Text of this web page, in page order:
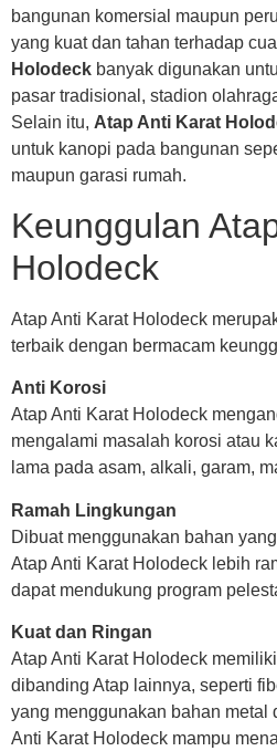
bangunan komersial maupun
yang kuat dan tahan terhadap
Holodeck banyak digunakan
pasar tradisional, stadion
Selain itu, Atap Anti Karat
untuk kanopi pada bangunan
maupun garasi rumah.
Keunggulan
Holodeck
Atap Anti Karat Holodeck
terbaik dengan bermacam
Anti Korosi
Atap Anti Karat Holodeck
mengalami masalah korosi atau
lama pada asam, alkali, garam,
Ramah Lingkungan
Dibuat menggunakan bahan
Atap Anti Karat Holodeck lebih
dapat mendukung program
Kuat dan Ringan
Atap Anti Karat Holodeck
dibanding Atap lainnya, seperti
yang menggunakan bahan metal
Anti Karat Holodeck mampu